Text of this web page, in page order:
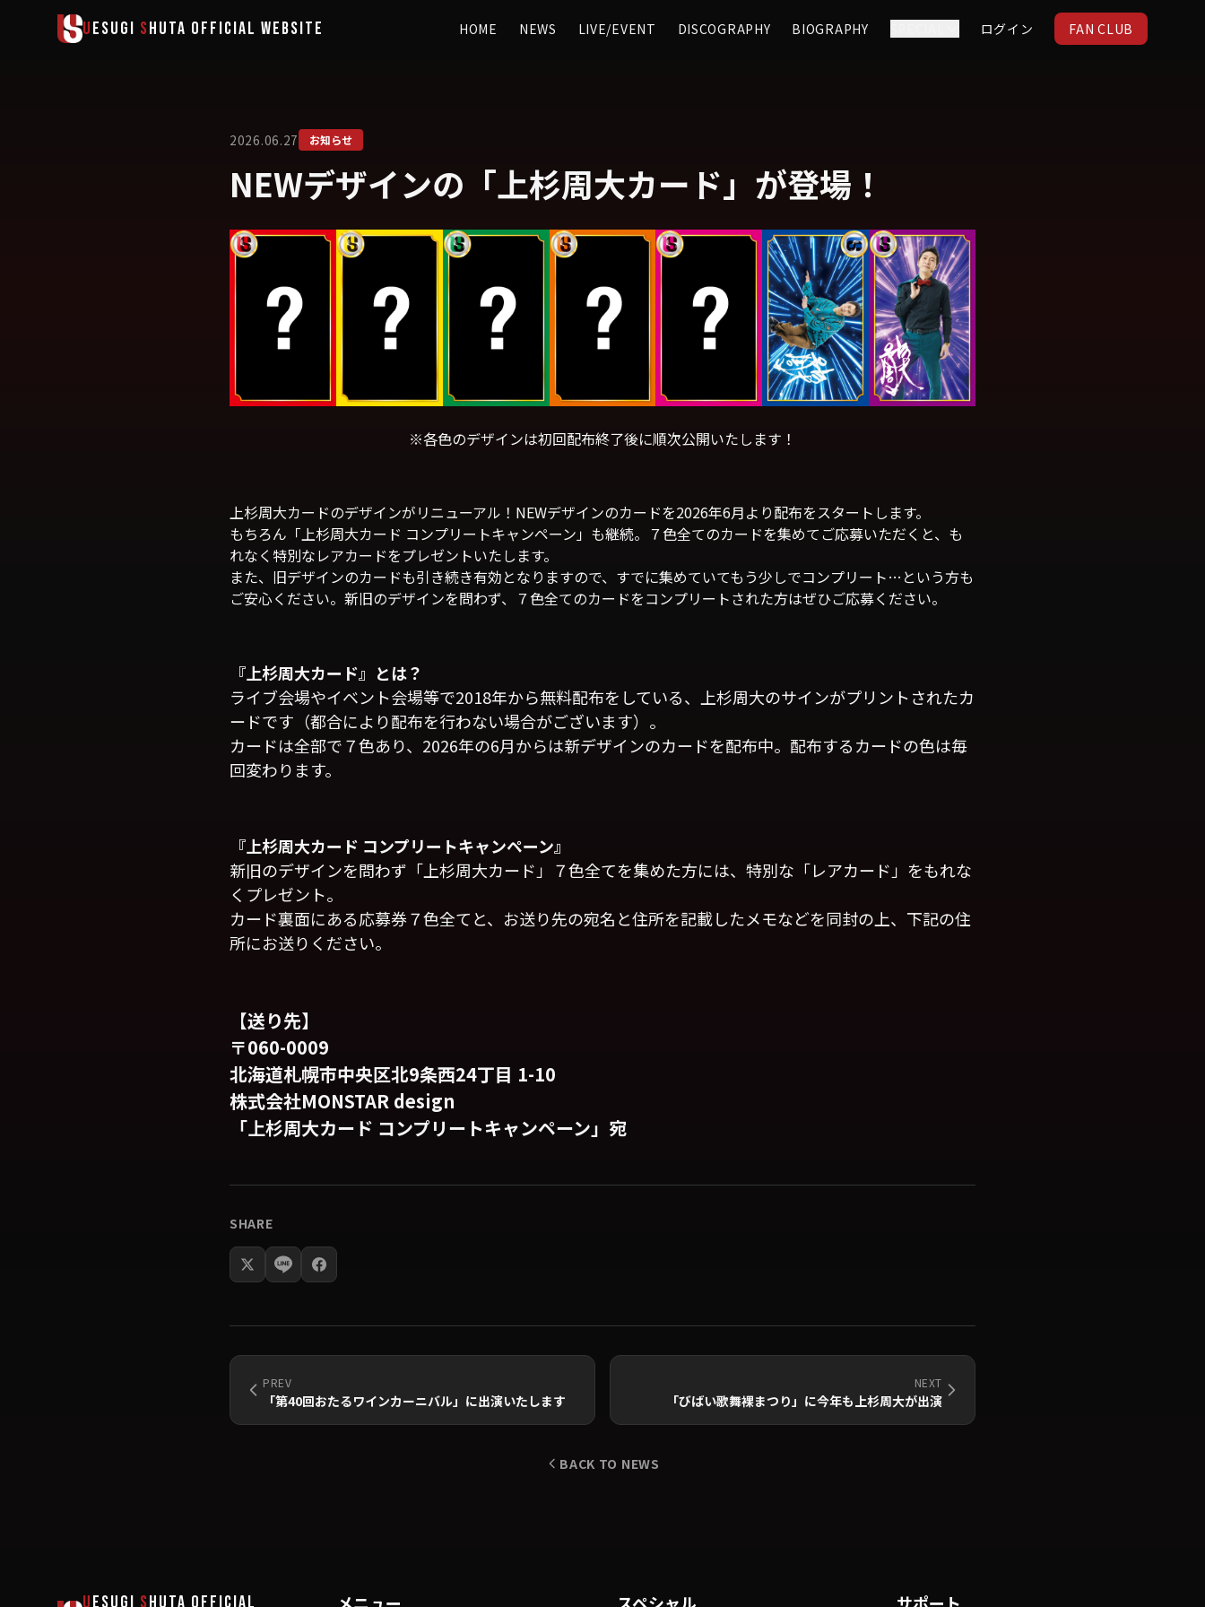
メインコンテンツへスキップ
UESUGI SHUTA OFFICIAL WEBSITE HOME NEWS LIVE/EVENT DISCOGRAPHY BIOGRAPHY ログイン FAN CLUB
2026.06.27 お知らせ
NEWデザインの「上杉周大カード」が登場！
※各色のデザインは初回配布終了後に順次公開いたします！
上杉周大カードのデザインがリニューアル！NEWデザインのカードを2026年6月より配布をスタートします。
もちろん「上杉周大カード コンプリートキャンペーン」も継続。７色全てのカードを集めてご応募いただくと、も
れなく特別なレアカードをプレゼントいたします。
また、旧デザインのカードも引き続き有効となりますので、すでに集めていてもう少しでコンプリート…という方も
ご安心ください。新旧のデザインを問わず、７色全てのカードをコンプリートされた方はぜひご応募ください。
『上杉周大カード』とは？
ライブ会場やイベント会場等で2018年から無料配布をしている、上杉周大のサインがプリントされたカ
ードです（都合により配布を行わない場合がございます）。
カードは全部で７色あり、2026年の6月からは新デザインのカードを配布中。配布するカードの色は毎
回変わります。
『上杉周大カード コンプリートキャンペーン』
新旧のデザインを問わず「上杉周大カード」７色全てを集めた方には、特別な「レアカード」をもれな
くプレゼント。
カード裏面にある応募券７色全てと、お送り先の宛名と住所を記載したメモなどを同封の上、下記の住
所にお送りください。
【送り先】
〒060-0009
北海道札幌市中央区北9条西24丁目 1-10
株式会社MONSTAR design
「上杉周大カード コンプリートキャンペーン」宛
SHARE
PREV
「第40回おたるワインカーニバル」に出演いたします
NEXT
「びばい歌舞裸まつり」に今年も上杉周大が出演
BACK TO NEWS
UESUGI SHUTA OFFICIAL メニュー スペシャル サポート